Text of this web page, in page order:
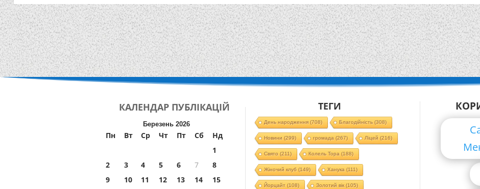
КАЛЕНДАР ПУБЛІКАЦІЙ
Березень 2026
Пн Вт Ср Чт Пт Сб
Нд
1
2
3 4 5 6 7
8
9
10 11 12 13 14 15
ТЕГИ
День народження(708) Благодійність (308)
Новини (299) громада (267) Ліцей (216)
Свято (211) Колель Тора (188)
Жіночий клуб (149) Ханука (111)
Йорцайт (108) Золотий вік(105)